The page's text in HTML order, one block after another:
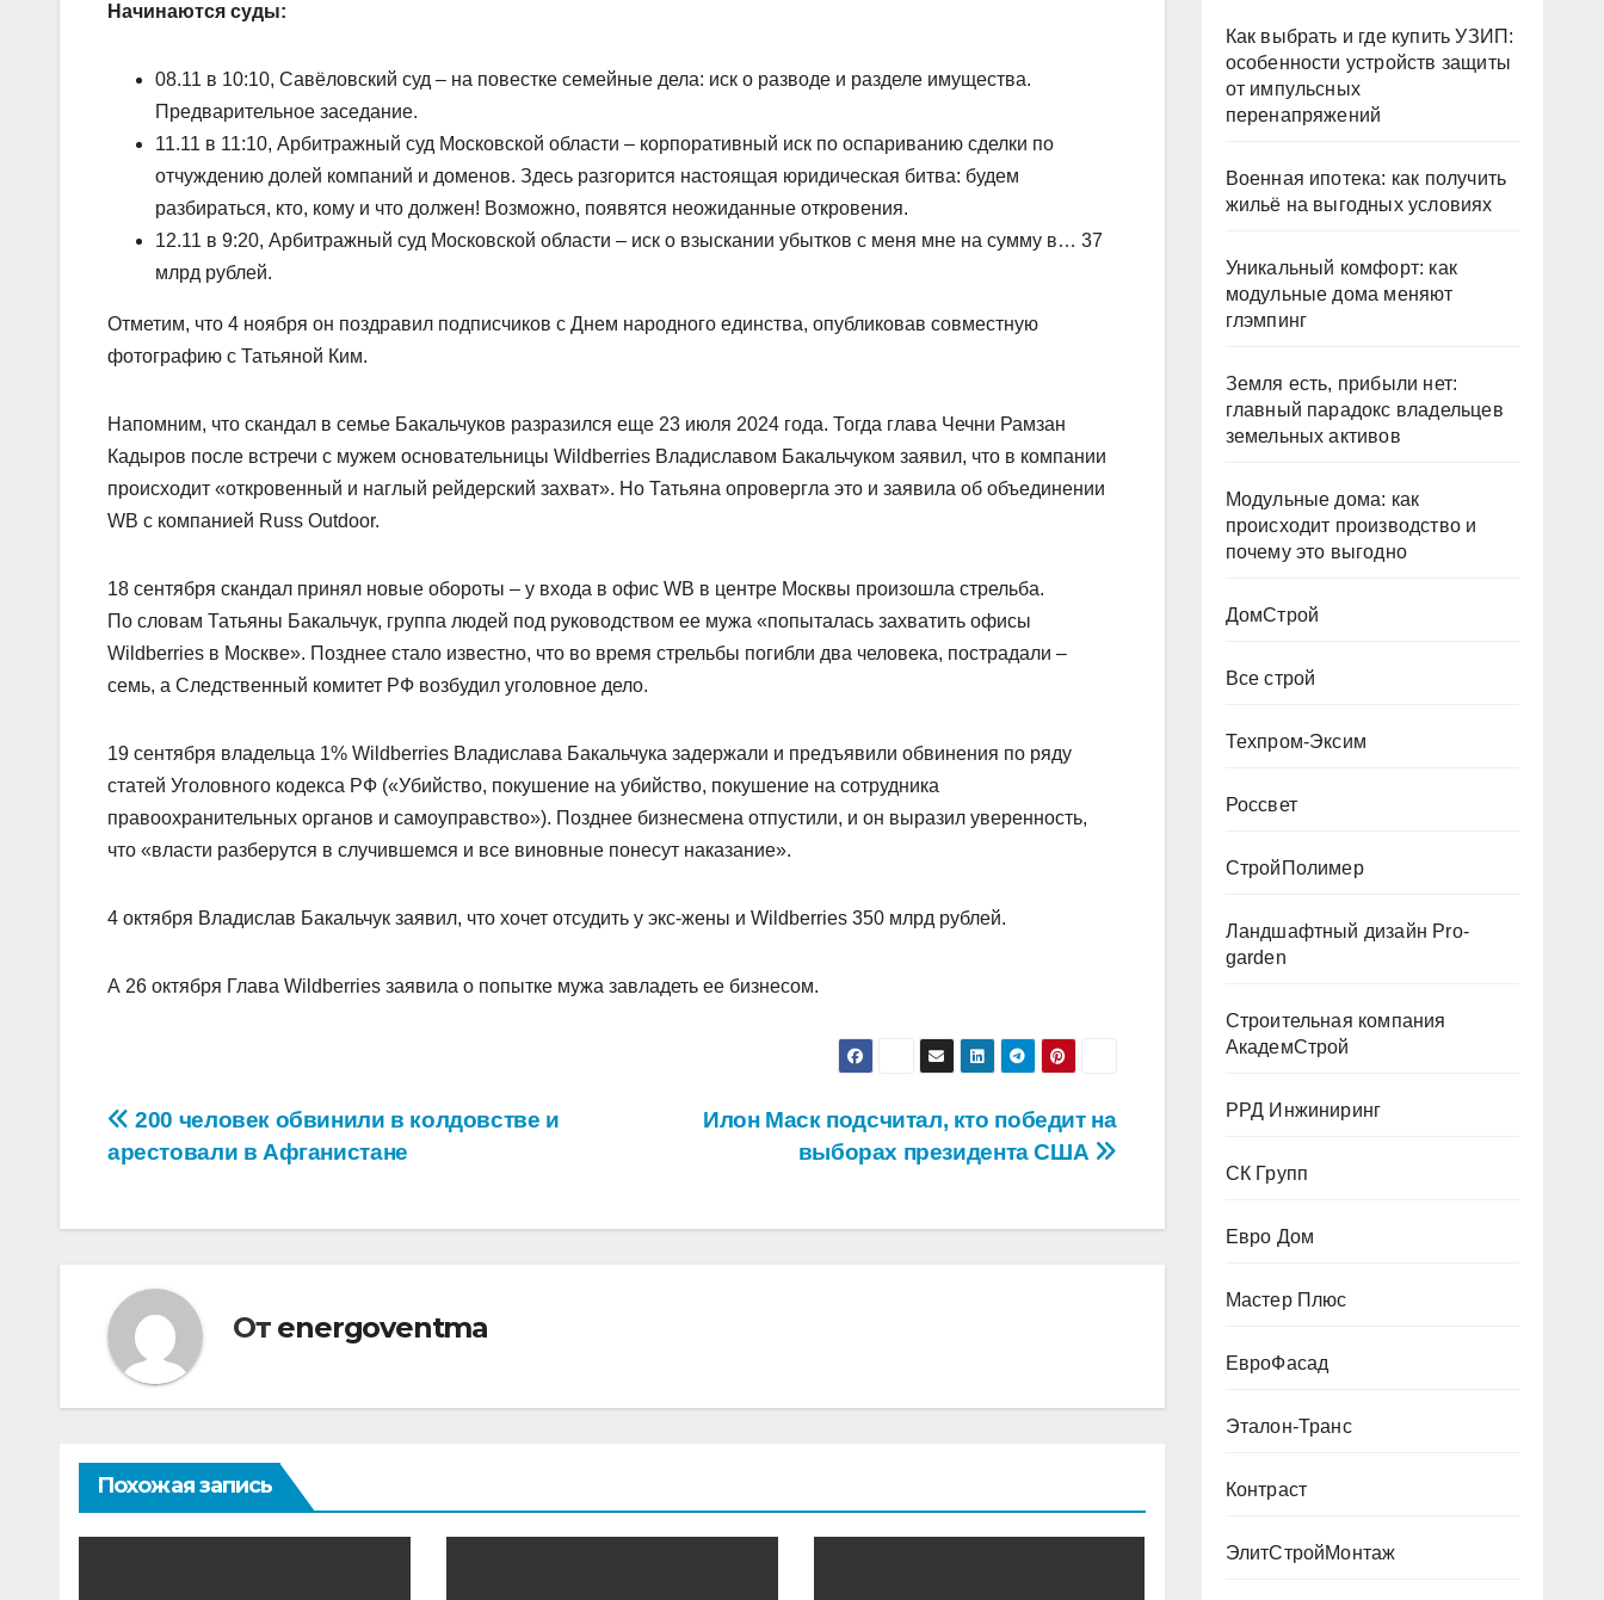
Начинаются суды:
08.11 в 10:10, Савёловский суд – на повестке семейные дела: иск о разводе и разделе имущества.
Предварительное заседание.
11.11 в 11:10, Арбитражный суд Московской области – корпоративный иск по оспариванию сделки по
отчуждению долей компаний и доменов. Здесь разгорится настоящая юридическая битва: будем
разбираться, кто, кому и что должен! Возможно, появятся неожиданные откровения.
12.11 в 9:20, Арбитражный суд Московской области – иск о взыскании убытков с меня мне на сумму в… 37
млрд рублей.
Отметим, что 4 ноября он поздравил подписчиков с Днем народного единства, опубликовав совместную
фотографию с Татьяной Ким.
Напомним, что скандал в семье Бакальчуков разразился еще 23 июля 2024 года. Тогда глава Чечни Рамзан
Кадыров после встречи с мужем основательницы Wildberries Владиславом Бакальчуком заявил, что в компании
происходит «откровенный и наглый рейдерский захват». Но Татьяна опровергла это и заявила об объединении
WB с компанией Russ Outdoor.
18 сентября скандал принял новые обороты – у входа в офис WB в центре Москвы произошла стрельба.
По словам Татьяны Бакальчук, группа людей под руководством ее мужа «попыталась захватить офисы
Wildberries в Москве». Позднее стало известно, что во время стрельбы погибли два человека, пострадали –
семь, а Следственный комитет РФ возбудил уголовное дело.
19 сентября владельца 1% Wildberries Владислава Бакальчука задержали и предъявили обвинения по ряду
статей Уголовного кодекса РФ («Убийство, покушение на убийство, покушение на сотрудника
правоохранительных органов и самоуправство»). Позднее бизнесмена отпустили, и он выразил уверенность,
что «власти разберутся в случившемся и все виновные понесут наказание».
4 октября Владислав Бакальчук заявил, что хочет отсудить у экс-жены и Wildberries 350 млрд рублей.
А 26 октября Глава Wildberries заявила о попытке мужа завладеть ее бизнесом.
Навигация
по
записям
Илон Маск подсчитал, кто победит на
выборах президента США
200 человек обвинили в колдовстве и
арестовали в Афганистане
От energoventma
Похожая запись
Как выбрать и где купить УЗИП:
особенности устройств защиты
от импульсных
перенапряжений
Военная ипотека: как получить
жильё на выгодных условиях
Уникальный комфорт: как
модульные дома меняют
глэмпинг
Земля есть, прибыли нет:
главный парадокс владельцев
земельных активов
Модульные дома: как
происходит производство и
почему это выгодно
ДомСтрой
Все строй
Техпром-Эксим
Россвет
СтройПолимер
Ландшафтный дизайн Pro-
garden
Строительная компания
АкадемСтрой
РРД Инжиниринг
СК Групп
Евро Дом
Мастер Плюс
ЕвроФасад
Эталон-Транс
Контраст
ЭлитСтройМонтаж